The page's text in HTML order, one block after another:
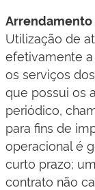
Arrendamento
Utilização de
efetivamente
os serviços
que possui os
periódico,
para fins de
operacional é
curto prazo;
contrato não